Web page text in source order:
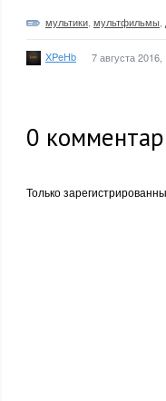
мультики мультфильмы
XPeHb 7 августа 2016,
0
Только